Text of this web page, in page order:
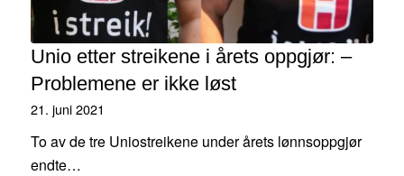
Unio etter streikene i årets oppgjør: –
Problemene er ikke løst
21. juni 2021
To av de tre Uniostreikene under årets lønnsoppgjør
endte…